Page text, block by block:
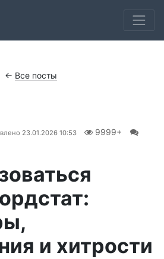
← Все посты
23.01.2026 10:53
9999+
и хитрости